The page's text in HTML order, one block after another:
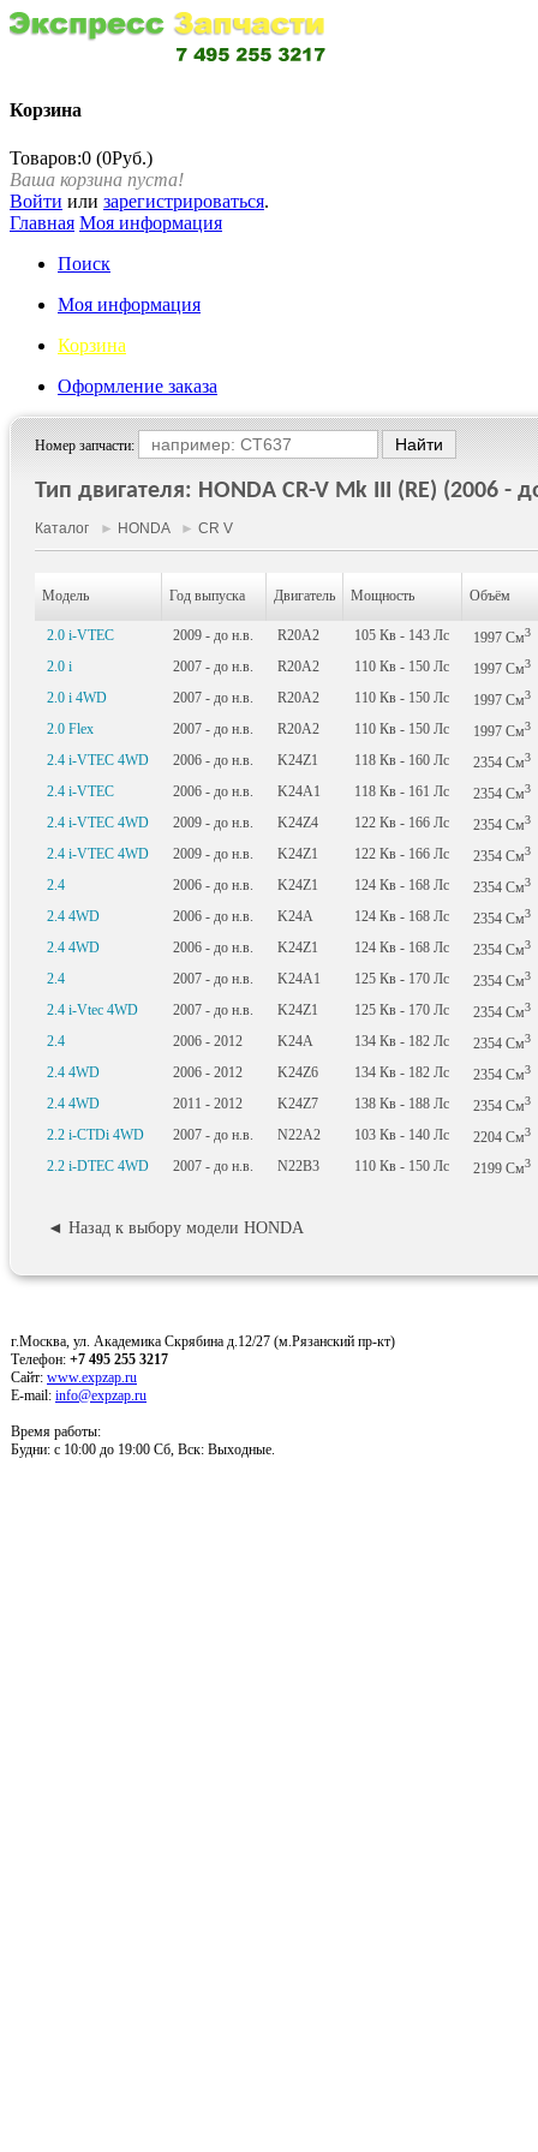
Корзина
Товаров:0 (0Руб.)
Ваша корзина пуста!
Войти или зарегистрироваться.
Главная Моя информация
Поиск
Моя информация
Корзина
Оформление заказа
Номер запчасти:
Тип двигателя: HONDA CR-V Mk III (RE) (2006 -
Каталог ► HONDA► CR V
Модель Год выпуска Двигатель Мощность Объём
2.0 i-VTEC 2009 - до н.в. R20A2 105 Кв - 143 Лс 1997 См3
2.0 i 2007 - до н.в. R20A2 110 Кв - 150 Лс 1997 См3
2.0 i 4WD 2007 - до н.в. R20A2 110 Кв - 150 Лс 1997 См3
2.0 Flex 2007 - до н.в. R20A2 110 Кв - 150 Лс 1997 См3
2.4 i-VTEC 4WD 2006 - до н.в. K24Z1 118 Кв - 160 Лс 2354 См3
2.4 i-VTEC 2006 - до н.в. K24A1 118 Кв - 161 Лс 2354 См3
2.4 i-VTEC 4WD 2009 - до н.в. K24Z4 122 Кв - 166 Лс 2354 См3
2.4 i-VTEC 4WD 2009 - до н.в. K24Z1 122 Кв - 166 Лс 2354 См3
2.4 2006 - до н.в. K24Z1 124 Кв - 168 Лс 2354 См3
2.4 4WD 2006 - до н.в. K24A 124 Кв - 168 Лс 2354 См3
2.4 4WD 2006 - до н.в. K24Z1 124 Кв - 168 Лс 2354 См3
2.4 2007 - до н.в. K24A1 125 Кв - 170 Лс 2354 См3
2.4 i-Vtec 4WD 2007 - до н.в. K24Z1 125 Кв - 170 Лс 2354 См3
2.4 2006 - 2012 K24A 134 Кв - 182 Лс 2354 См3
2.4 4WD 2006 - 2012 K24Z6 134 Кв - 182 Лс 2354 См3
2.4 4WD 2011 - 2012 K24Z7 138 Кв - 188 Лс 2354 См3
2.2 i-CTDi 4WD 2007 - до н.в. N22A2 103 Кв - 140 Лс 2204 См3
2.2 i-DTEC 4WD 2007 - до н.в. N22B3 110 Кв - 150 Лс 2199 См3
◄ Назад к выбору модели HONDA
г.Москва, ул. Академика Скрябина д.12/27 (м.Рязанский пр-кт)
Телефон: +7 495 255 3217
Сайт: www.expzap.ru
E-mail: info@expzap.ru
Время работы:
Будни: c 10:00 до 19:00 Сб, Вск: Выходные.